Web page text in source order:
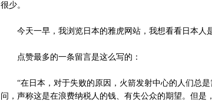
很少。
今天一早，我浏览日本的雅虎网站，我想看看日本人是
点赞最多的一条留言是这么写的：
“在日本，对于失败的原因，火箭发射中心的人们总是
问，声称这是在浪费纳税人的钱、有失公众的期望。但